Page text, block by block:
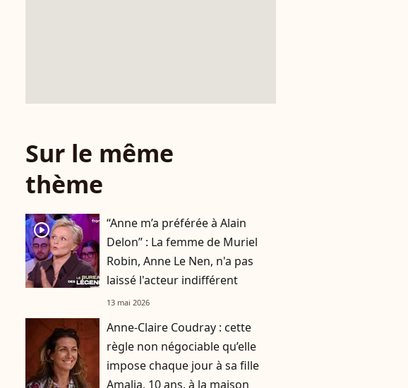
Sur le même
thème
player2
“Anne m’a préférée à Alain
Delon” : La femme de Muriel
Robin, Anne Le Nen, n'a pas
laissé l'acteur indifférent
13 mai 2026
Anne-Claire Coudray : cette
règle non négociable qu’elle
impose chaque jour à sa fille
Amalia, 10 ans, à la maison